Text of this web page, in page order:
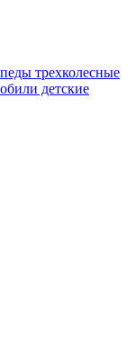
трехколесные
детские